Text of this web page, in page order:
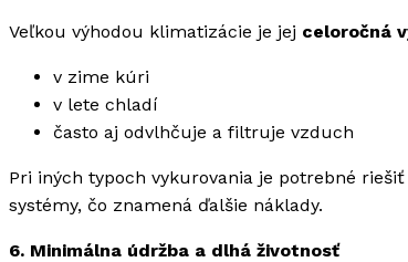
Veľkou výhodou klimatizácie je jej celoročná
v zime kúri
v lete chladí
často aj odvlhčuje a filtruje vzduch
Pri iných typoch vykurovania je potrebné
systémy, čo znamená ďalšie náklady.
6. Minimálna údržba a dlhá životnosť